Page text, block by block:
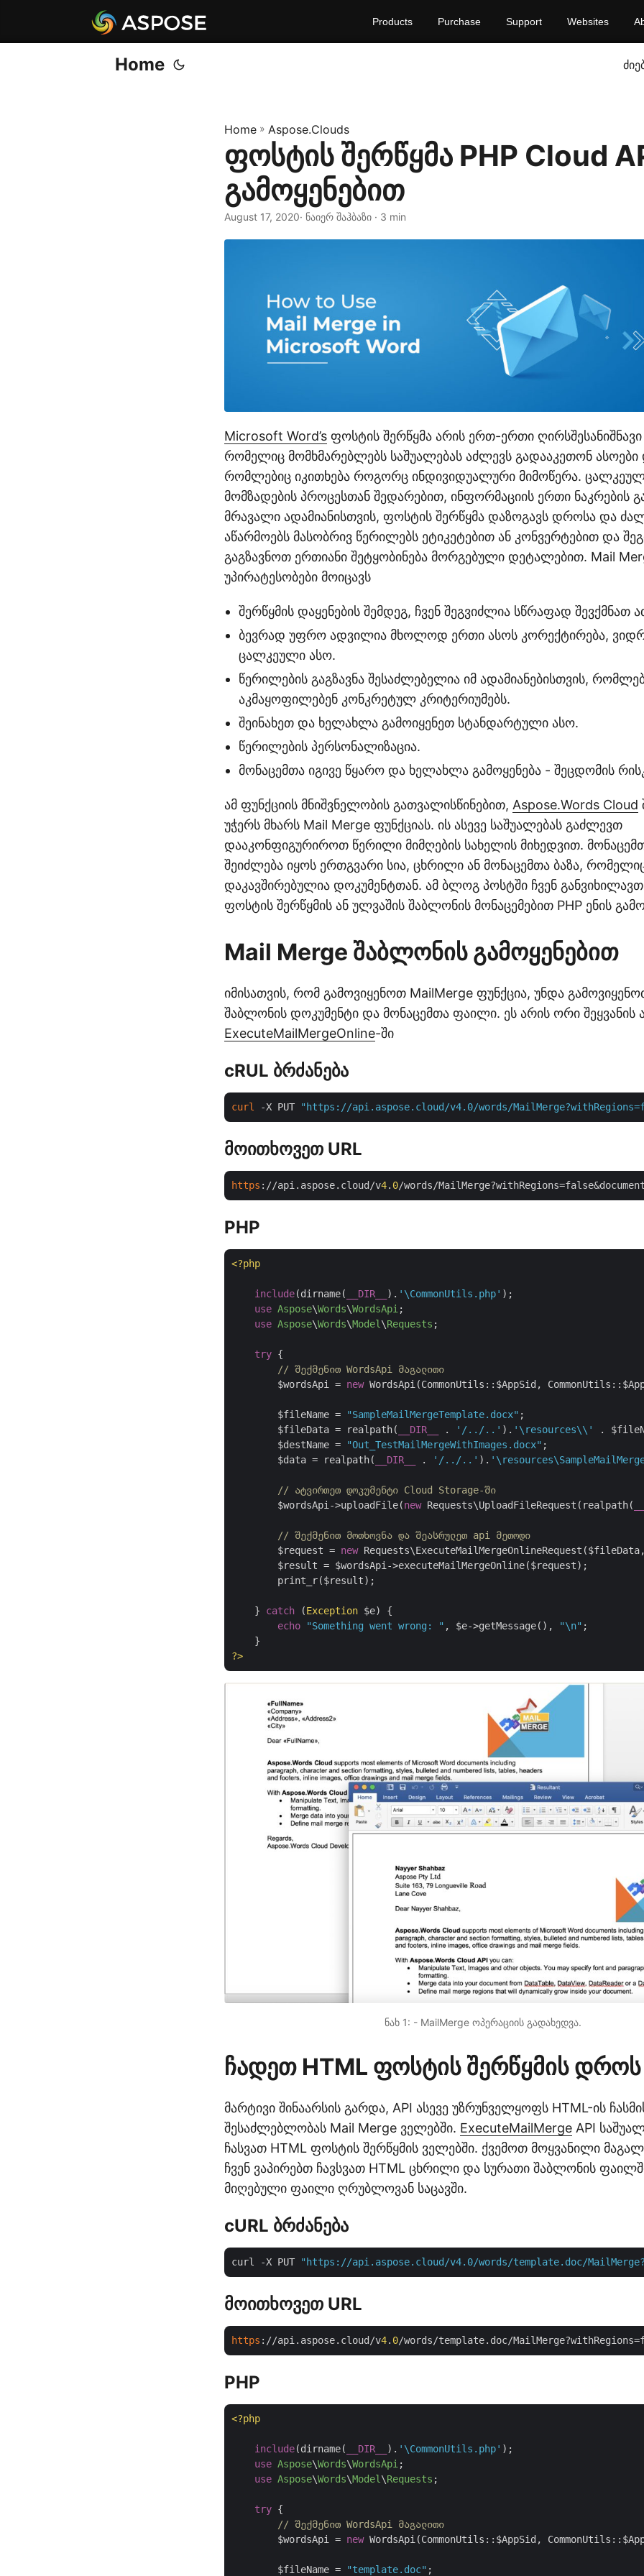
Products Purchase Support Websites
Home
Home » Aspose.Clouds
ფოსტის შერწყმა PHP Cloud
გამოყენებით
August 17, 2020· ნაიერ შაჰბაზი · 3 min
Microsoft Word’s ფოსტის შერწყმა არის ერთ-ერთი ღირსშესანიშნავი
რომელიც მომხმარებლებს საშუალებას აძლევს გადააკეთონ ასოები
რომლებიც იკითხება როგორც ინდივიდუალური მიმოწერა.
მომზადების პროცესთან შედარებით, ინფორმაციის ერთი ნაკრების
მრავალი ადამიანისთვის, ფოსტის შერწყმა დაზოგავს დროსა და
აწარმოებს მასობრივ წერილებს ეტიკეტებით ან კონვერტებით და
გაგზავნოთ ერთიანი შეტყობინება მორგებული დეტალებით. Mail
უპირატესობები მოიცავს
შერწყმის დაყენების შემდეგ, ჩვენ შეგვიძლია სწრაფად შევქმნათ
ბევრად უფრო ადვილია მხოლოდ ერთი ასოს კორექტირება,
ცალკეული ასო.
წერილების გაგზავნა შესაძლებელია იმ ადამიანებისთვის,
აკმაყოფილებენ კონკრეტულ კრიტერიუმებს.
შეინახეთ და ხელახლა გამოიყენეთ სტანდარტული ასო.
წერილების პერსონალიზაცია.
მონაცემთა იგივე წყარო და ხელახლა გამოყენება - შეცდომის
ამ ფუნქციის მნიშვნელობის გათვალისწინებით, Aspose.Words Cloud
უჭერს მხარს Mail Merge ფუნქციას. ის ასევე საშუალებას გაძლევთ
დააკონფიგურიროთ წერილი მიმღების სახელის მიხედვით.
შეიძლება იყოს ერთგვარი სია, ცხრილი ან მონაცემთა ბაზა,
დაკავშირებულია დოკუმენტთან. ამ ბლოგ პოსტში ჩვენ განვიხილავთ
ფოსტის შერწყმის ან ულვაშის შაბლონის მონაცემებით PHP ენის
Mail Merge შაბლონის გამოყენებით
იმისათვის, რომ გამოვიყენოთ MailMerge ფუნქცია, უნდა
შაბლონის დოკუმენტი და მონაცემთა ფაილი. ეს არის ორი შეყვანის
ExecuteMailMergeOnline-ში
cRUL ბრძანება
curl -X PUT "https://api.aspose.cloud/v4.0/words/
მოითხოვეთ URL
https ://api.aspose.cloud/v4. 0
PHP
<?php
include(dirname( __DIR__ ). '\CommonUtils.php' );
use Aspose\Words\WordsApi ;
use Aspose\Words\Model \Requests ;
try {
// შექმენით WordsApi მაგალითი
        $wordsApi =
new WordsApi(CommonUtils::$AppSid,
        $fileName =
"SampleMailMergeTemplate.docx" ;
        $fileData = realpath(
__DIR__ . '/../..' ). '\resources\\'
.
        $destName =
"Out_TestMailMergeWithImages.docx" ;
        $data = realpath(
__DIR__ . '/../..' ).
// ატვირთეთ დოკუმენტი Cloud Storage-ში
        $wordsApi->uploadFile(
new Requests\UploadFileRequest(realpath(
// შექმენით მოთხოვნა და შეასრულეთ api მეთოდი
        $request =
new
        $result = $wordsApi->executeMailMergeOnline($request);
        print_r($result);
    }
catch (Exception $e) {
echo
"Something went wrong: " , $e->getMessage(), "\n" ;
?>
ნახ 1: - MailMerge ოპერაციის გადახედვა.
ჩადეთ HTML ფოსტის შერწყმის დროს
მარტივი შინაარსის გარდა, API ასევე უზრუნველყოფს HTML-ის
შესაძლებლობას Mail Merge ველებში. ExecuteMailMerge API
ჩასვათ HTML ფოსტის შერწყმის ველებში. ქვემოთ მოყვანილი
ჩვენ ვაპირებთ ჩავსვათ HTML ცხრილი და სურათი შაბლონის
მიღებული ფაილი ღრუბლოვან საცავში.
cURL ბრძანება
curl -X PUT "https://api.aspose.cloud/v4.0/words/template.doc/
მოითხოვეთ URL
https ://api.aspose.cloud/v4. 0/words/template.doc/
PHP
<?php
include(dirname( __DIR__ ). '\CommonUtils.php' );
use Aspose\Words\WordsApi;
use Aspose\Words\Model\Requests ;
try {
// შექმენით WordsApi მაგალითი
        $wordsApi =
new WordsApi(CommonUtils::$AppSid,
        $fileName =
"template.doc" ;